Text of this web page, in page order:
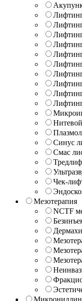
Синус
Смас
Чек-
Мезотерапия
NCTF